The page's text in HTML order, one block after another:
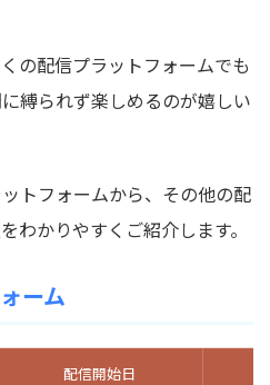
の配信プラットフォームでも
縛られず楽しめるのが嬉しい
トフォームから、その他の配
わかりやすくご紹介します。
ーム
配信開始日